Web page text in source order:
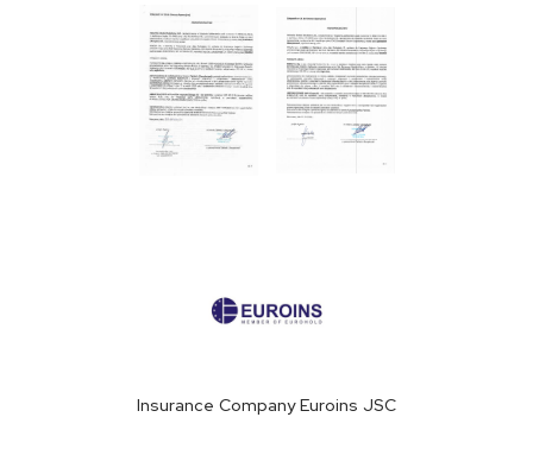
Insurance Company Euroins JSC